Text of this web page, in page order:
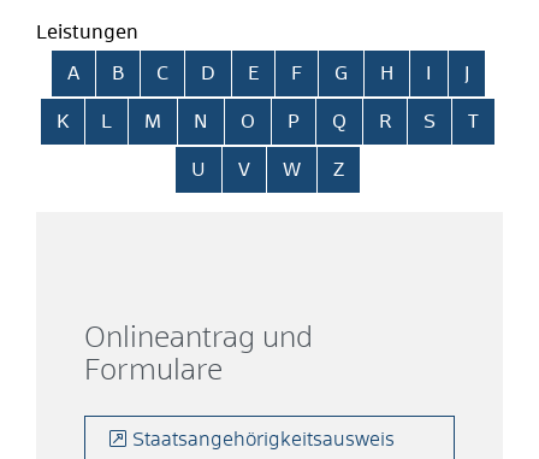
Leistungen
Alphabetisches Register überspringen
A B C D E F G H
K L M N O P Q R S T
U V W Z
Onlineantrag und
Formulare
Staatsangehörigkeitsausweis